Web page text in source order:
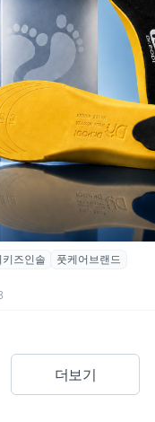
기 아동 발 건강
시
즈인솔
풋케어브랜드
더보기